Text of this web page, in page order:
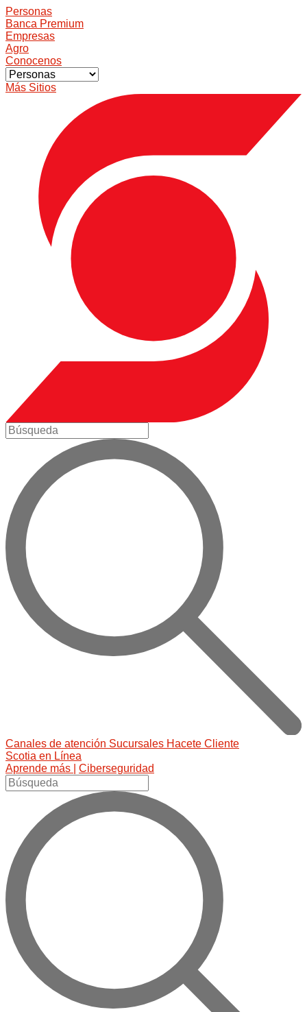
Personas
Banca Premium
Empresas
Agro
Conocenos
Más Sitios
Canales de atención Sucursales Hacete Cliente
Scotia en Línea
Aprende más |
Ciberseguridad